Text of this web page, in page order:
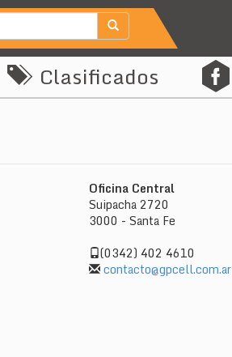
Clasificados f
Oficina Central
Suipacha 2720
3000 - Santa Fe
(0342) 402 4610
contacto@gpcell.com.ar